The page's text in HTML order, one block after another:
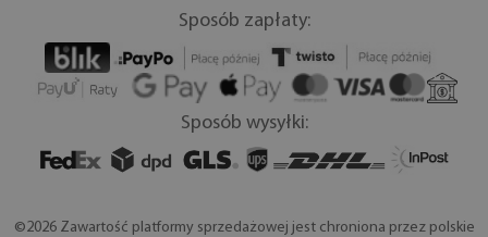
Sposób zapłaty:
Sposób wysyłki:
©2026 Zawartość platformy sprzedażowej jest chroniona przez polskie